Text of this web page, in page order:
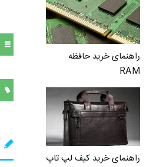
راهنمای خرید حافظه
RAM
راهنمای خرید کیف لپ تاپ